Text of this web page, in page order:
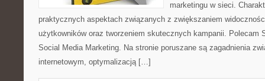
marketingu w sieci.
praktycznych aspektach związanych z zwiększaniem
użytkowników oraz tworzeniem skutecznych kampanii. Polecam
Social Media Marketing. Na stronie poruszane są zagadnienia
internetowym, optymalizacją […]